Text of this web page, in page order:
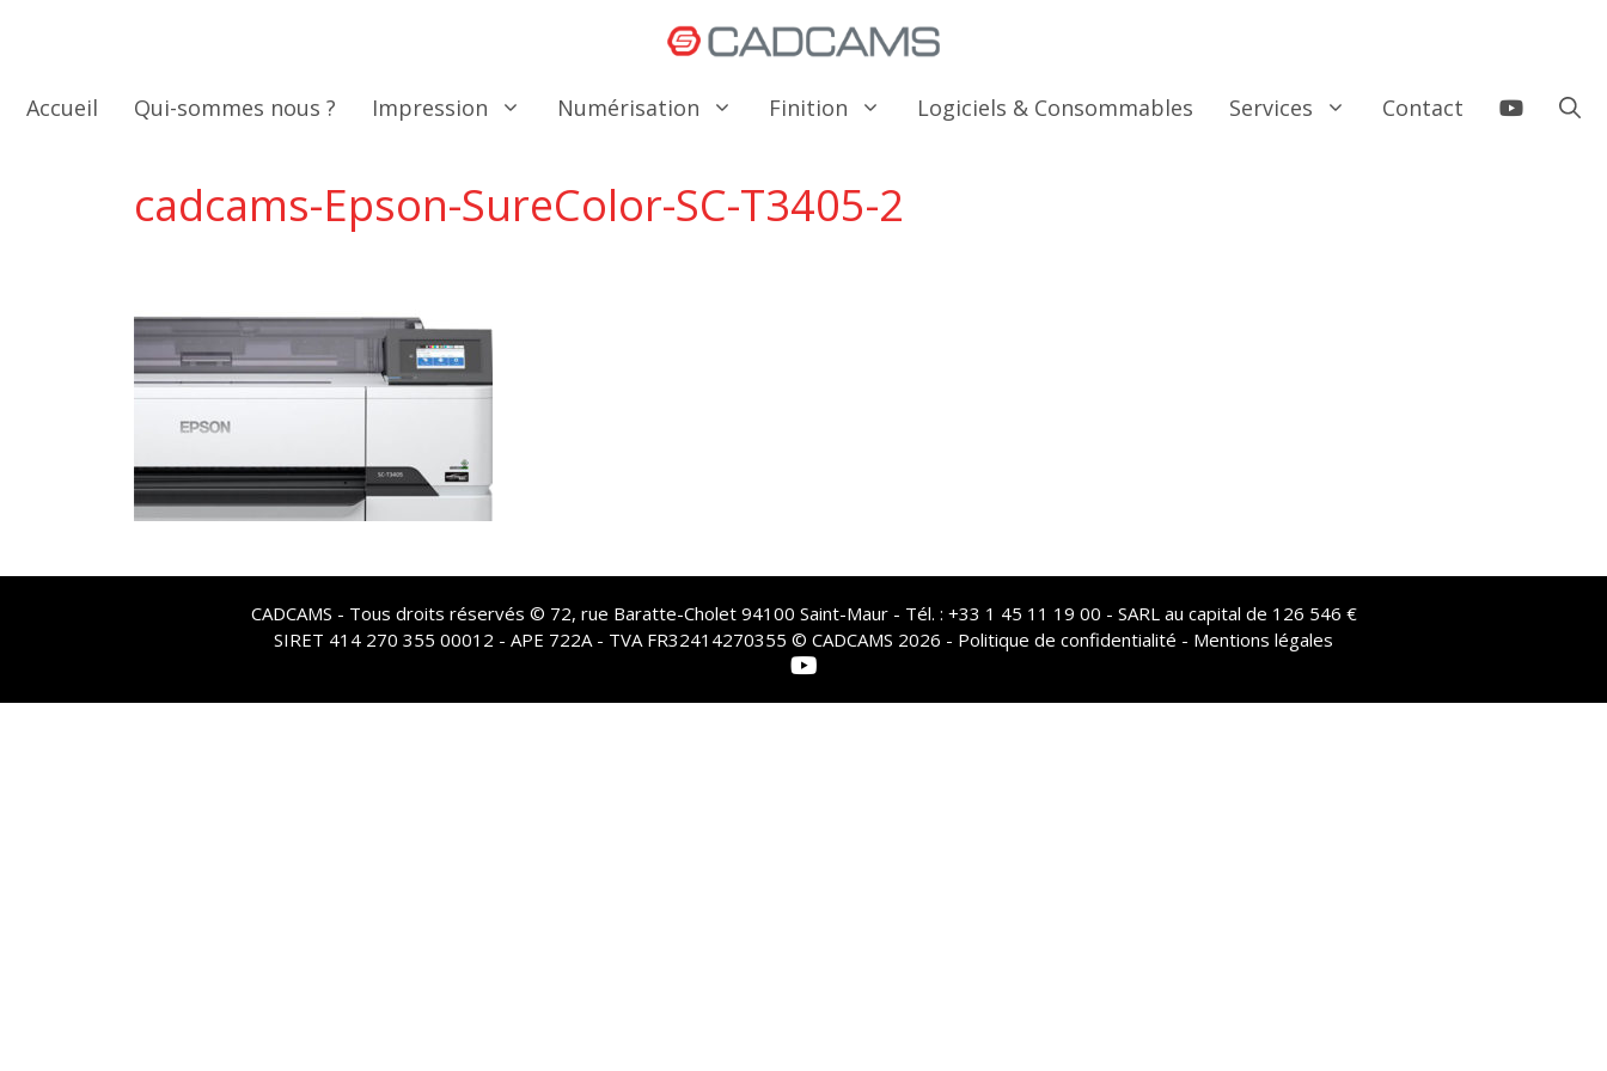
Accueil Qui-sommes nous ? Impression Numérisation Finition Logiciels & Consommables Services Contact
cadcams-Epson-SureColor-SC-T3405-2
CADCAMS - Tous droits réservés © 72, rue Baratte-Cholet 94100 Saint-Maur - Tél. : +33 1 45 11 19 00 - SARL au capital de 126 546 €
SIRET 414 270 355 00012 - APE 722A - TVA FR32414270355 © CADCAMS 2026 - Politique de confidentialité - Mentions légales